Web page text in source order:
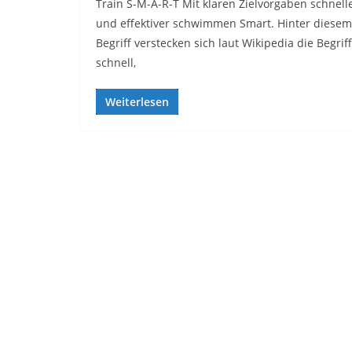
Train S-M-A-R-T Mit klaren Zielvorgaben
und effektiver schwimmen Smart. Hinter diesem
Begriff verstecken sich laut Wikipedia die
schnell,
Weiterlesen